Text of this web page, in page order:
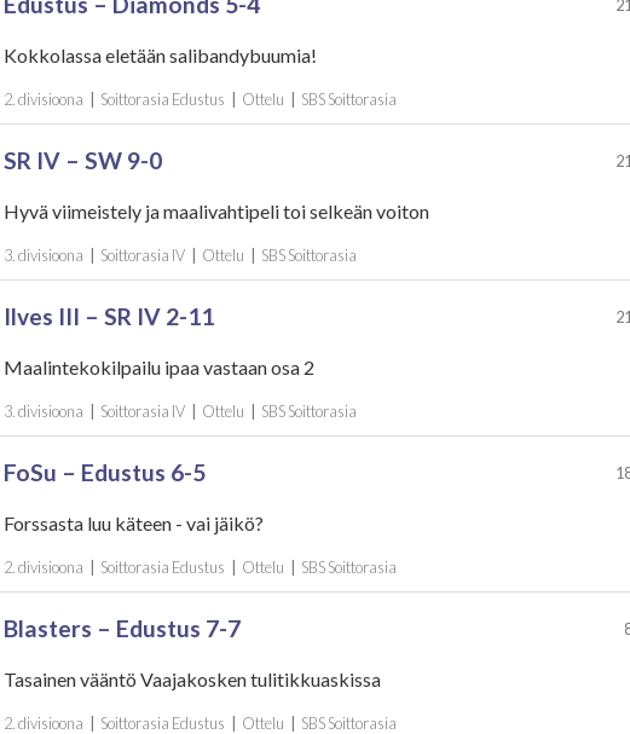
Kokkolassa eletään salibandybuumia!
2. divisioona Soittorasia Edustus Ottelu SBS Soittorasia
SR IV – SW 9-0
Hyvä viimeistely ja maalivahtipeli toi selkeän voiton
3. divisioona Soittorasia IV Ottelu SBS Soittorasia
Ilves III – SR IV 2-11
Maalintekokilpailu ipaa vastaan osa 2
3. divisioona Soittorasia IV Ottelu SBS Soittorasia
FoSu – Edustus 6-5
Forssasta luu käteen - vai jäikö?
2. divisioona Soittorasia Edustus Ottelu SBS Soittorasia
Blasters – Edustus 7-7
Tasainen vääntö Vaajakosken tulitikkuaskissa
2. divisioona Soittorasia Edustus Ottelu SBS Soittorasia